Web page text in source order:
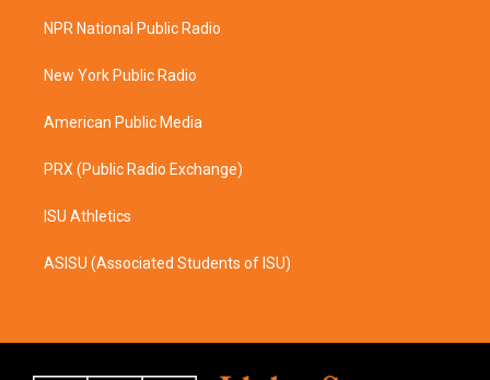
a
g
a
b
o
k
NPR National Public Radio
New York Public Radio
American Public Media
PRX (Public Radio Exchange)
ISU Athletics
ASISU (Associated Students of ISU)